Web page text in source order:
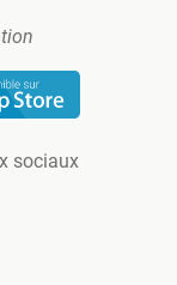
sociaux